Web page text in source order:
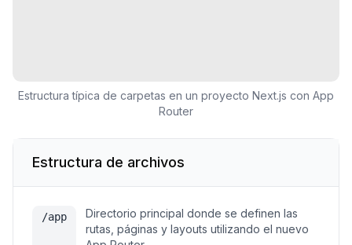
Estructura típica de carpetas en un proyecto Next.js con App
Router
Estructura de archivos
/app
Directorio principal donde se definen las
rutas, páginas y layouts utilizando el nuevo